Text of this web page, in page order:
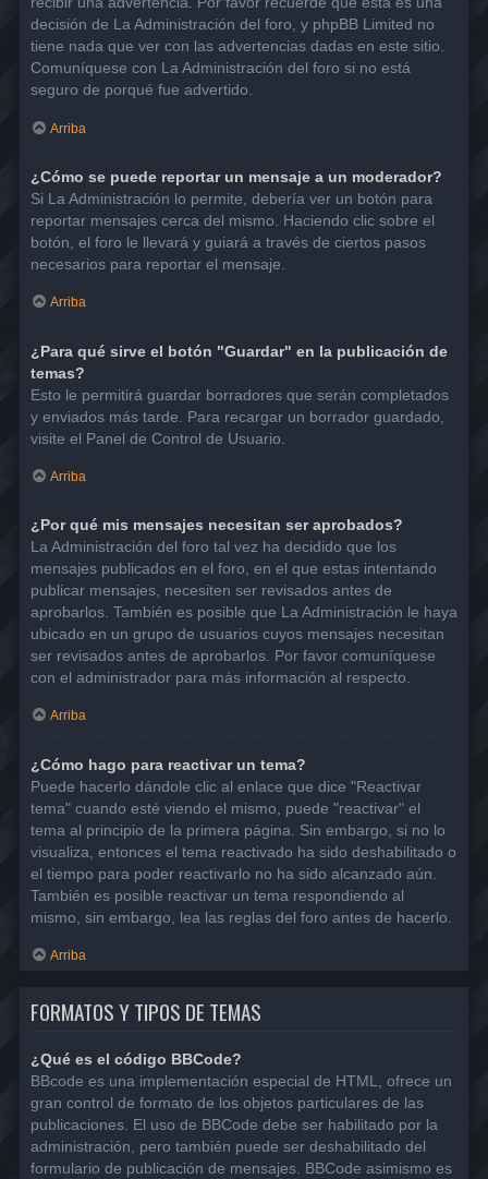
decisión de La Administración del foro, y phpBB Limited no
tiene nada que ver con las advertencias dadas en este sitio.
Comuníquese con La Administración del foro si no está
seguro de porqué fue advertido.
Arriba
¿Cómo se puede reportar un mensaje a un moderador?
Si La Administración lo permite, debería ver un botón para
reportar mensajes cerca del mismo. Haciendo clic sobre el
botón, el foro le llevará y guiará a través de ciertos pasos
necesarios para reportar el mensaje.
Arriba
¿Para qué sirve el botón "Guardar" en la publicación de
temas?
Esto le permitirá guardar borradores que serán completados
y enviados más tarde. Para recargar un borrador guardado,
visite el Panel de Control de Usuario.
Arriba
¿Por qué mis mensajes necesitan ser aprobados?
La Administración del foro tal vez ha decidido que los
mensajes publicados en el foro, en el que estas intentando
publicar mensajes, necesiten ser revisados antes de
aprobarlos. También es posible que La Administración le haya
ubicado en un grupo de usuarios cuyos mensajes necesitan
ser revisados antes de aprobarlos. Por favor comuníquese
con el administrador para más información al respecto.
Arriba
¿Cómo hago para reactivar un tema?
Puede hacerlo dándole clic al enlace que dice "Reactivar
tema" cuando esté viendo el mismo, puede "reactivar" el
tema al principio de la primera página. Sin embargo, si no lo
visualiza, entonces el tema reactivado ha sido deshabilitado o
el tiempo para poder reactivarlo no ha sido alcanzado aún.
También es posible reactivar un tema respondiendo al
mismo, sin embargo, lea las reglas del foro antes de hacerlo.
Arriba
FORMATOS Y TIPOS DE TEMAS
¿Qué es el código BBCode?
BBcode es una implementación especial de HTML, ofrece un
gran control de formato de los objetos particulares de las
publicaciones. El uso de BBCode debe ser habilitado por la
administración, pero también puede ser deshabilitado del
formulario de publicación de mensajes. BBCode asimismo es